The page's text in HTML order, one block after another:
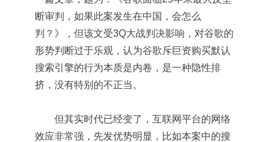
断审判，如果此案发生在中国，会怎么
判？》，但该文受3Q大战判决影响，对谷歌的
形势判断过于乐观，认为谷歌斥巨资购买默认
搜索引擎的行为本质是内卷，是一种隐性排
挤，没有特别的不正当。
但其实时代已经变了，互联网平台的网络
效应非常强，先发优势明显，比如本案中的搜